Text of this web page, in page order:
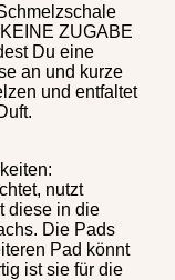
ZUGABE
Du eine
an und kurze
und entfaltet
nutzt
diese in die
Die Pads
Pad könnt
ist sie für die